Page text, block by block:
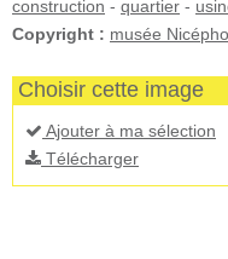
construction - quartier -
Copyright : musée
Choisir cette image
Ajouter à ma sélection
Télécharger